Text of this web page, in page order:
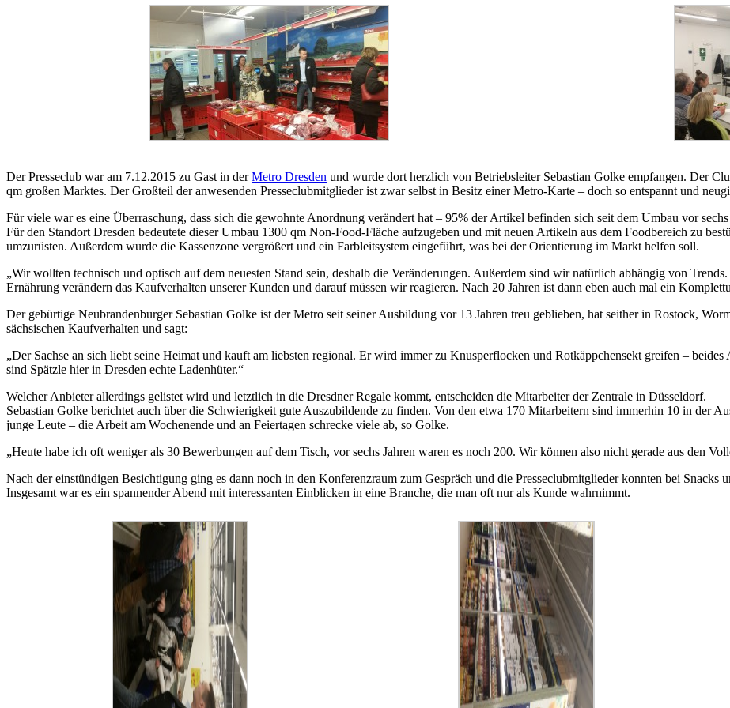
Der Presseclub war am 7.12.2015 zu Gast in derMetro Dresden und wurde dort herzlich von Betriebsleiter Sebastian Golke empfangen. Der
qm großen Marktes. Der Großteil der anwesenden Presseclubmitglieder ist zwar selbst in Besitz einer Metro-Karte – doch so entspannt und
Für viele war es eine Überraschung, dass sich die gewohnte Anordnung verändert hat – 95% der Artikel befinden sich seit dem Umbau vor
Für den Standort Dresden bedeutete dieser Umbau 1300 qm Non-Food-Fläche aufzugeben und mit neuen Artikeln aus dem Foodbereich zu
umzurüsten. Außerdem wurde die Kassenzone vergrößert und ein Farbleitsystem eingeführt, was bei der Orientierung im Markt helfen soll.
„Wir wollten technisch und optisch auf dem neuesten Stand sein, deshalb die Veränderungen. Außerdem sind wir natürlich abhängig von
Ernährung verändern das Kaufverhalten unserer Kunden und darauf müssen wir reagieren. Nach 20 Jahren ist dann eben auch mal ein
Der gebürtige Neubrandenburger Sebastian Golke ist der Metro seit seiner Ausbildung vor 13 Jahren treu geblieben, hat seither in Rostock,
sächsischen Kaufverhalten und sagt:
„Der Sachse an sich liebt seine Heimat und kauft am liebsten regional. Er wird immer zu Knusperflocken und Rotkäppchensekt greifen –
sind Spätzle hier in Dresden echte Ladenhüter.“
Welcher Anbieter allerdings gelistet wird und letztlich in die Dresdner Regale kommt, entscheiden die Mitarbeiter der Zentrale in Düsseldorf.
Sebastian Golke berichtet auch über die Schwierigkeit gute Auszubildende zu finden. Von den etwa 170 Mitarbeitern sind immerhin 10 in der
junge Leute – die Arbeit am Wochenende und an Feiertagen schrecke viele ab, so Golke.
„Heute habe ich oft weniger als 30 Bewerbungen auf dem Tisch, vor sechs Jahren waren es noch 200. Wir können also nicht gerade aus den
Nach der einstündigen Besichtigung ging es dann noch in den Konferenzraum zum Gespräch und die Presseclubmitglieder konnten bei Snacks
Insgesamt war es ein spannender Abend mit interessanten Einblicken in eine Branche, die man oft nur als Kunde wahrnimmt.